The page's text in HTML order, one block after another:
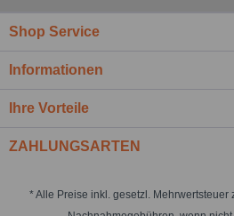
genommen.*
Shop Service
Informationen
Ihre Vorteile
ZAHLUNGSARTEN
* Alle Preise inkl. gesetzl. Mehrwertsteuer